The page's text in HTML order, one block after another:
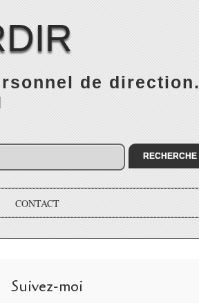
de direction.
CONTACT
Suivez-moi